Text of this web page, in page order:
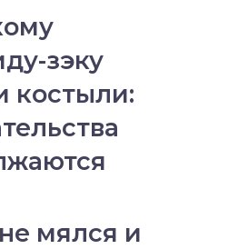
зэку
костыли:
мялся и